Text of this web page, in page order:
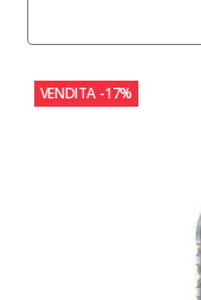
VENDITA -17%